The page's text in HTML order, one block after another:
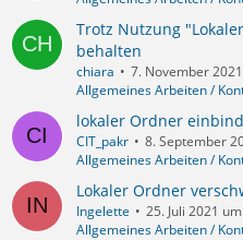
Trotz Nutzung
behalten
chiara
7. November
Allgemeines Arbeiten /
lokaler Ordner
CIT_pakr
8. September
Allgemeines Arbeiten /
Lokaler Ordner
Ingelette
25. Juli 2021
Allgemeines Arbeiten /